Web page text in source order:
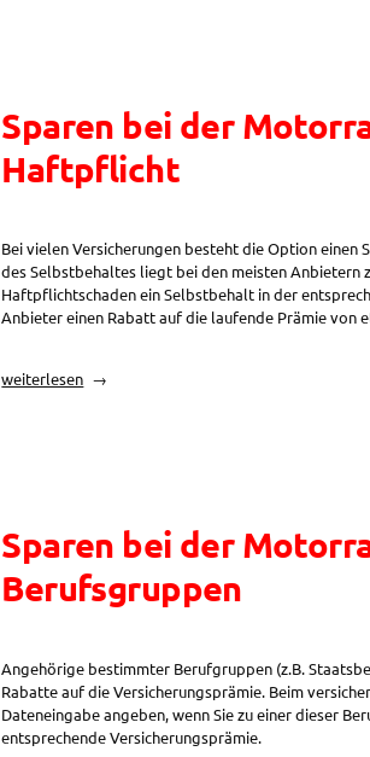
Fahrern“
Sparen bei der
Haftpflicht
Bei vielen Versicherungen besteht die Option
des Selbstbehaltes liegt bei den meisten Anbietern
Haftpflichtschaden ein Selbstbehalt in der
Anbieter einen Rabatt auf die laufende Prämie von
„Sparen
Motorrad
Haftpflicht“
weiterlesen
Sparen bei der
Berufsgruppen
Angehörige bestimmter Berufgruppen (z.B.
Rabatte auf die Versicherungsprämie. Beim
Dateneingabe angeben, wenn Sie zu einer dieser
entsprechende Versicherungsprämie.